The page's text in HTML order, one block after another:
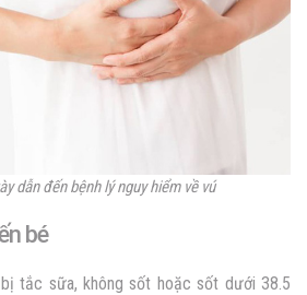
dẫn đến bệnh lý nguy hiểm về vú
bé
tắc sữa, không sốt hoặc sốt dưới 38.5